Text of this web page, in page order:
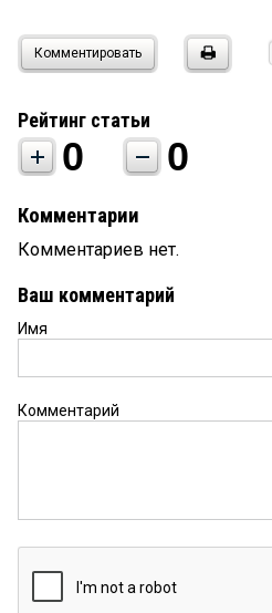
Комментировать
Рейтинг статьи
0 0
Комментарии
Комментариев нет.
Ваш комментарий
Имя
Комментарий